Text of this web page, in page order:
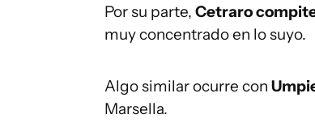
Por su parte, Cetraro
muy concentrado en lo suyo.
Algo similar ocurre con
Marsella.